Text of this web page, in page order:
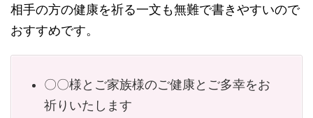
相手の方の健康を祈る一文も無難で書きやすいので
おすすめです。
〇〇様とご家族様のご健康とご多幸をお
祈りいたします